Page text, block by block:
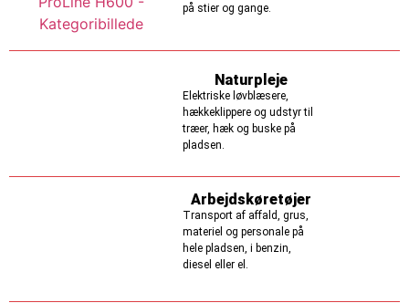
på stier og gange.
Naturpleje
Elektriske løvblæsere,
hækkeklippere og udstyr til
træer, hæk og buske på
pladsen.
Arbejdskøretøjer
Transport af affald, grus,
materiel og personale på
hele pladsen, i benzin,
diesel eller el.